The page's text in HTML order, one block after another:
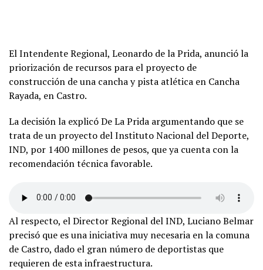
El Intendente Regional, Leonardo de la Prida, anunció la
priorización de recursos para el proyecto de
construcción de una cancha y pista atlética en Cancha
Rayada, en Castro.
La decisión la explicó De La Prida argumentando que se
trata de un proyecto del Instituto Nacional del Deporte,
IND, por 1400 millones de pesos, que ya cuenta con la
recomendación técnica favorable.
Al respecto, el Director Regional del IND, Luciano Belmar
precisó que es una iniciativa muy necesaria en la comuna
de Castro, dado el gran número de deportistas que
requieren de esta infraestructura.